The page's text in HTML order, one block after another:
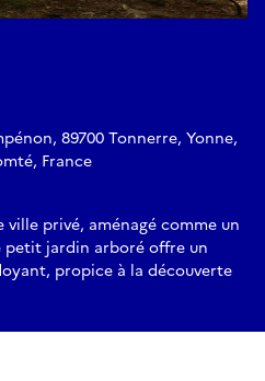
89700 Tonnerre, Yonne,
France
ville privé, aménagé comme un
petit jardin arboré offre un
propice à la découverte